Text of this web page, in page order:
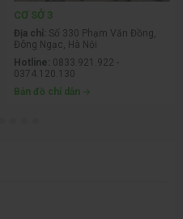
CƠ SỞ 3
Địa chỉ: Số 330 Phạm Văn Đồng,
Đông Ngạc, Hà Nội
Hotline: 0833.921.922 -
0374.120.130
Bản đồ chỉ dẫn